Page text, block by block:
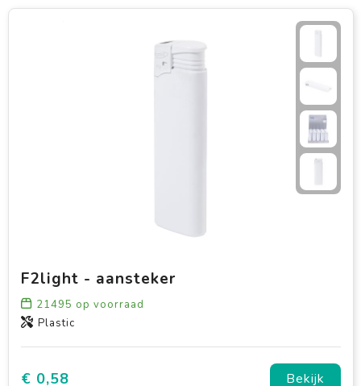
F2light - aansteker
21495 op voorraad
Plastic
€ 0,58 Bekijk